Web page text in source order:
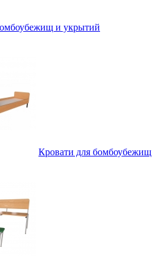
и укрытий
Кровати для бомбоубежищ